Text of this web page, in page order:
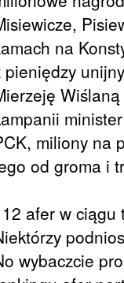
na
pieniędzy
miliony na
od groma i
afer w ciągu
wybaczcie